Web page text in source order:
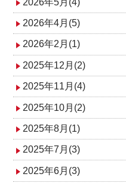
ー
シ
ョ
ン
2026年4月(5)
2026年2月(1)
2025年12月(2)
2025年11月(4)
2025年10月(2)
2025年8月(1)
2025年7月(3)
2025年6月(3)